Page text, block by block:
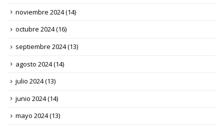
noviembre 2024(14)
octubre 2024(16)
septiembre 2024(13)
agosto 2024(14)
julio 2024(13)
junio 2024(14)
mayo 2024(13)